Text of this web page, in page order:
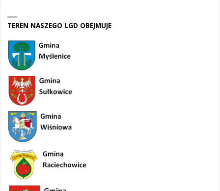
TEREN NASZEGO LGD OBEJMUJE